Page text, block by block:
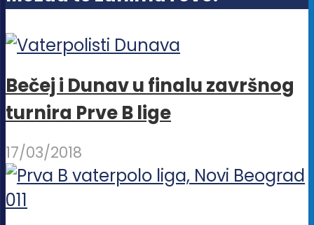
stranici
proizvoda.
Bečej i Dunav u finalu završnog
turnira Prve B lige
17/03/2018